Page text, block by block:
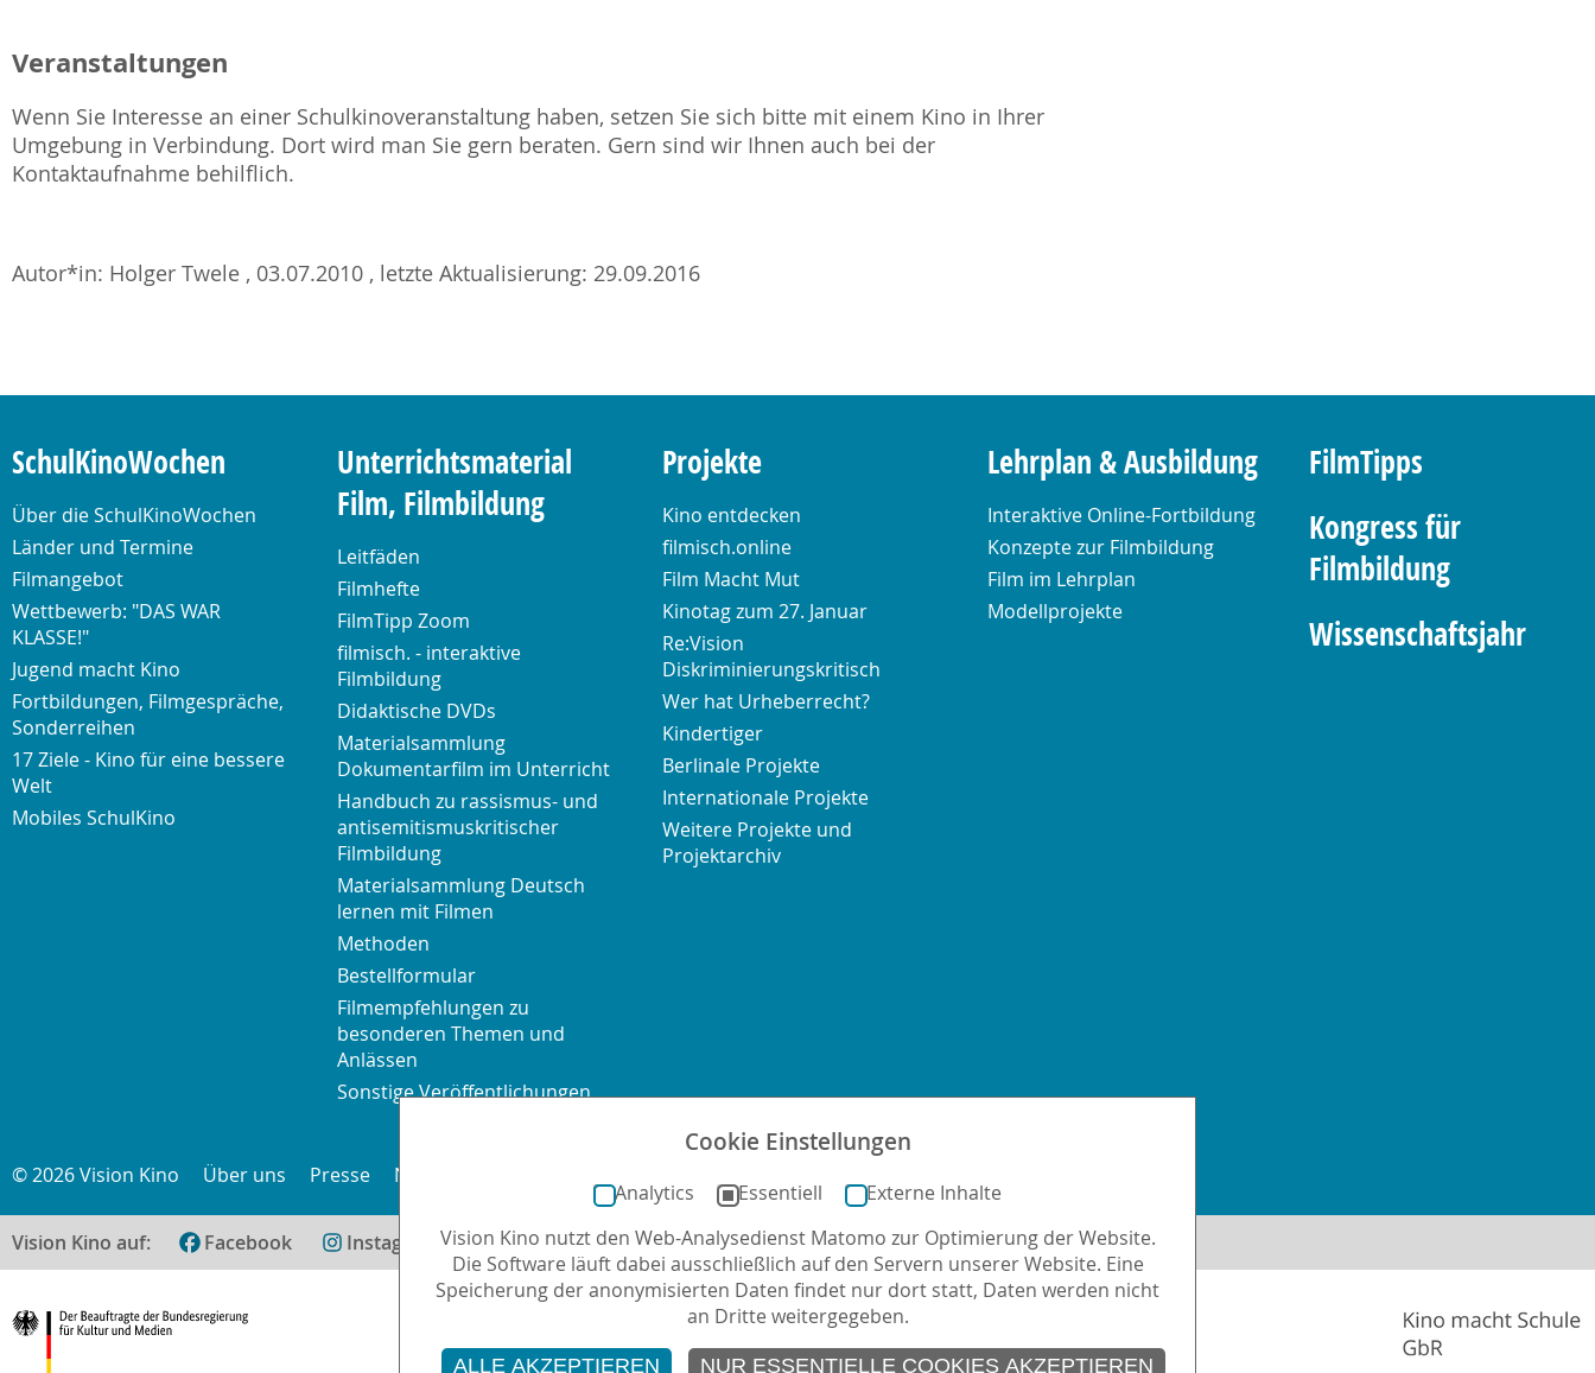
Veranstaltungen
Wenn Sie Interesse an einer Schulkinoveranstaltung haben, setzen Sie sich bitte mit einem Kino in Ihrer
Umgebung in Verbindung. Dort wird man Sie gern beraten. Gern sind wir Ihnen auch bei der
Kontaktaufnahme behilflich.
Autor*in: Holger Twele , 03.07.2010 , letzte Aktualisierung: 29.09.2016
SchulKinoWochen
Über die SchulKinoWochen
Länder und Termine
Filmangebot
Wettbewerb: "DAS WAR
KLASSE!"
Jugend macht Kino
Fortbildungen, Filmgespräche,
Sonderreihen
17 Ziele - Kino für eine bessere
Welt
Mobiles SchulKino
Unterrichtsmaterial
Film, Filmbildung
Leitfäden
Filmhefte
FilmTipp Zoom
filmisch. - interaktive
Filmbildung
Didaktische DVDs
Materialsammlung
Dokumentarfilm im Unterricht
Handbuch zu rassismus- und
antisemitismuskritischer
Filmbildung
Materialsammlung Deutsch
lernen mit Filmen
Methoden
Bestellformular
Filmempfehlungen zu
besonderen Themen und
Anlässen
Sonstige Veröffentlichungen
Projekte
Kino entdecken
filmisch.online
Film Macht Mut
Kinotag zum 27. Januar
Re:Vision
Diskriminierungskritisch
Wer hat Urheberrecht?
Kindertiger
Berlinale Projekte
Internationale Projekte
Weitere Projekte und
Projektarchiv
Lehrplan & Ausbildung
Interaktive Online-Fortbildung
Konzepte zur Filmbildung
Film im Lehrplan
Modellprojekte
FilmTipps
Kongress für
Filmbildung
Wissenschaftsjahr
© 2026 Vision Kino Über uns Presse Newsletter
Vision Kino auf: Facebook Instagram teilen mail
Cookie Einstellungen
Analytics Essentiell
Externe Inhalte
Vision Kino nutzt den Web-Analysedienst Matomo zur Optimierung der Website.
Die Software läuft dabei ausschließlich auf den Servern unserer Website. Eine
Speicherung der anonymisierten Daten findet nur dort statt, Daten werden nicht
an Dritte weitergegeben.
ALLE AKZEPTIEREN NUR ESSENTIELLE COOKIES AKZEPTIEREN